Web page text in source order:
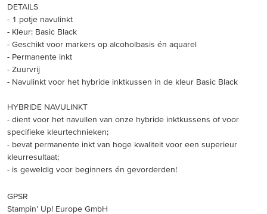
DETAILS
- 1 potje navulinkt
- Kleur: Basic Black
- Geschikt voor markers op alcoholbasis én aquarel
- Permanente inkt
- Zuurvrij
- Navulinkt voor het hybride inktkussen in de kleur Basic Black
HYBRIDE NAVULINKT
- dient voor het navullen van onze hybride inktkussens of voor
specifieke kleurtechnieken;
- bevat permanente inkt van hoge kwaliteit voor een superieur
kleurresultaat;
- is geweldig voor beginners én gevorderden!
GPSR
Stampin’ Up! Europe GmbH